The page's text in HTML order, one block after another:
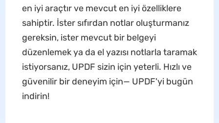
en iyi araçtır ve mevcut en iyi özelliklere
sahiptir. İster sıfırdan notlar oluşturmanız
gereksin, ister mevcut bir belgeyi
düzenlemek ya da el yazısı notlarla taramak
istiyorsanız, UPDF sizin için yeterli. Hızlı ve
güvenilir bir deneyim için— UPDF'yi bugün
indirin!